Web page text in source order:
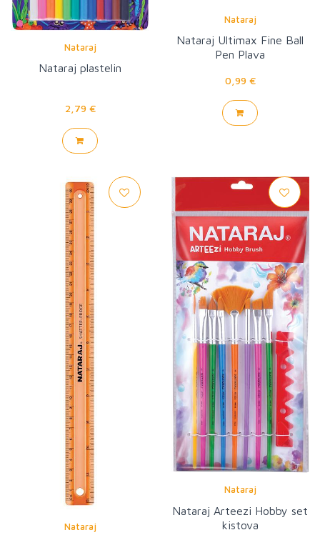
Nataraj
Nataraj plastelin
2,79 €
Nataraj
Nataraj Ultimax Fine Ball
Pen Plava
0,99 €
Nataraj
Nataraj
Nataraj Arteezi Hobby set
kistova